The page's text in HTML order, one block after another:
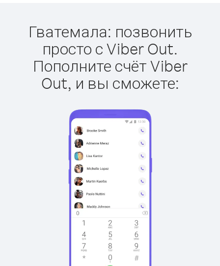
Гватемала: позвонить
просто с Viber Out.
Пополните счёт Viber
Out, и вы сможете: